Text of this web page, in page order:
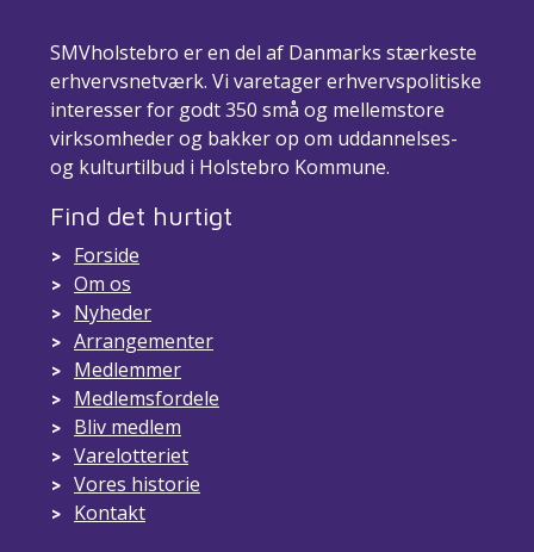
SMVholstebro er en del af Danmarks stærkeste
erhvervsnetværk. Vi varetager erhvervspolitiske
interesser for godt 350 små og mellemstore
virksomheder og bakker op om uddannelses-
og kulturtilbud i Holstebro Kommune.
Find det hurtigt
Forside
Om os
Nyheder
Arrangementer
Medlemmer
Medlemsfordele
Bliv medlem
Varelotteriet
Vores historie
Kontakt